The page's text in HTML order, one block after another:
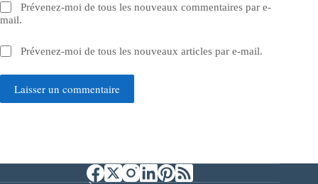
Prévenez-moi de tous les nouveaux commentaires par e-
mail.
Prévenez-moi de tous les nouveaux articles par e-mail.
Laisser un commentaire